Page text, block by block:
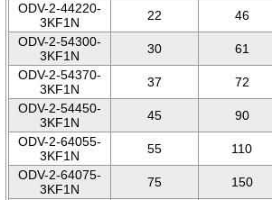
ODV-2-44220-
3KF1N
22 46
ODV-2-54300-
3KF1N
30 61
ODV-2-54370-
3KF1N
37 72
ODV-2-54450-
3KF1N
45 90
ODV-2-64055-
3KF1N
55 110
ODV-2-64075-
3KF1N
75 150